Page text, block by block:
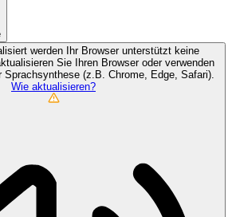
werden
Ihr Browser unterstützt keine
Sie Ihren Browser oder verwenden
(z.B. Chrome, Edge, Safari).
Wie aktualisieren?